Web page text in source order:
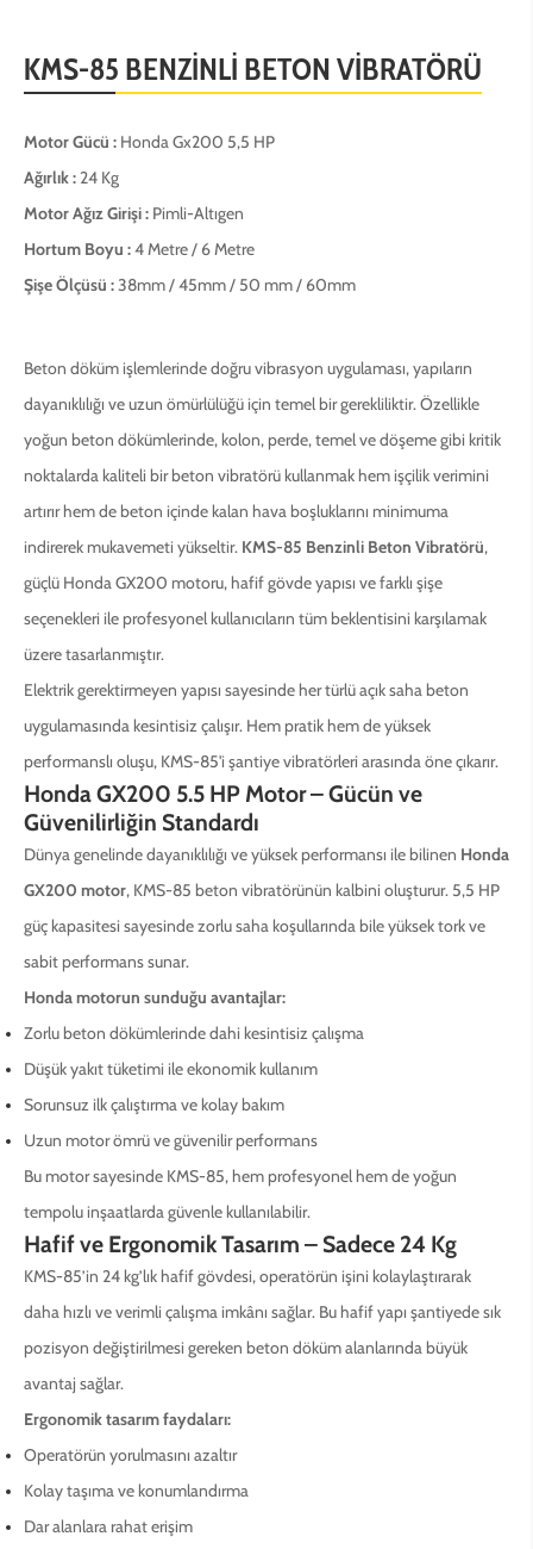
KMS-85 BENZİNLİ BETON VİBRATÖRÜ
Motor Gücü : Honda Gx200 5,5 HP
Ağırlık : 24 Kg
Motor Ağız Girişi : Pimli-Altıgen
Hortum Boyu :4 Metre / 6 Metre
Şişe Ölçüsü :38mm / 45mm / 50 mm / 60mm
Beton döküm işlemlerinde doğru vibrasyon uygulaması, yapıların
dayanıklılığı ve uzun ömürlülüğü için temel bir gerekliliktir. Özellikle
yoğun beton dökümlerinde, kolon, perde, temel ve döşeme gibi kritik
noktalarda kaliteli bir beton vibratörü kullanmak hem işçilik verimini
artırır hem de beton içinde kalan hava boşluklarını minimuma
indirerek mukavemeti yükseltir. KMS-85 Benzinli Beton Vibratörü,
güçlü Honda GX200 motoru, hafif gövde yapısı ve farklı şişe
seçenekleri ile profesyonel kullanıcıların tüm beklentisini karşılamak
üzere tasarlanmıştır.
Elektrik gerektirmeyen yapısı sayesinde her türlü açık saha beton
uygulamasında kesintisiz çalışır. Hem pratik hem de yüksek
performanslı oluşu, KMS-85'i şantiye vibratörleri arasında öne çıkarır.
Honda GX200 5.5 HP Motor – Gücün ve
Güvenilirliğin Standardı
Dünya genelinde dayanıklılığı ve yüksek performansı ile bilinen Honda
GX200 motor, KMS-85 beton vibratörünün kalbini oluşturur. 5,5 HP
güç kapasitesi sayesinde zorlu saha koşullarında bile yüksek tork ve
sabit performans sunar.
Honda motorun sunduğu avantajlar:
Zorlu beton dökümlerinde dahi kesintisiz çalışma
Düşük yakıt tüketimi ile ekonomik kullanım
Sorunsuz ilk çalıştırma ve kolay bakım
Uzun motor ömrü ve güvenilir performans
Bu motor sayesinde KMS-85, hem profesyonel hem de yoğun
tempolu inşaatlarda güvenle kullanılabilir.
Hafif ve Ergonomik Tasarım – Sadece 24 Kg
KMS-85’in 24 kg’lık hafif gövdesi, operatörün işini kolaylaştırarak
daha hızlı ve verimli çalışma imkânı sağlar. Bu hafif yapı şantiyede sık
pozisyon değiştirilmesi gereken beton döküm alanlarında büyük
avantaj sağlar.
Ergonomik tasarım faydaları:
Operatörün yorulmasını azaltır
Kolay taşıma ve konumlandırma
Dar alanlara rahat erişim